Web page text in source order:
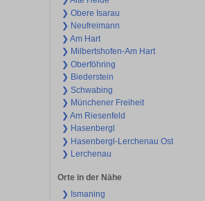
❯ Obere Isarau
❯ Neufreimann
❯ Am Hart
❯ Milbertshofen-Am Hart
❯ Oberföhring
❯ Biederstein
❯ Schwabing
❯ Münchener Freiheit
❯ Am Riesenfeld
❯ Hasenbergl
❯ Hasenbergl-Lerchenau Ost
❯ Lerchenau
Orte in der Nähe
❯ Ismaning